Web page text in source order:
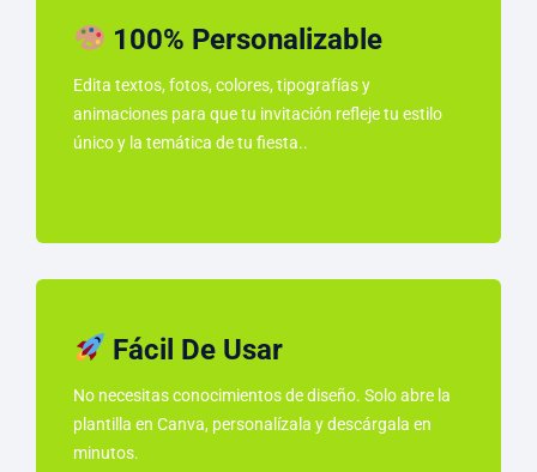
100% Personalizable
Edita textos, fotos, colores, tipografías y
animaciones para que tu invitación refleje tu estilo
único y la temática de tu fiesta..
Fácil De Usar
No necesitas conocimientos de diseño. Solo abre la
plantilla en Canva, personalízala y descárgala en
minutos.